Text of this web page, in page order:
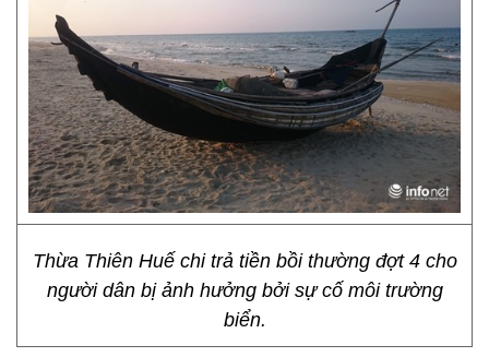
Thừa Thiên Huế chi trả tiền bồi thường đợt 4 cho
người dân bị ảnh hưởng bởi sự cố môi trường
biển.